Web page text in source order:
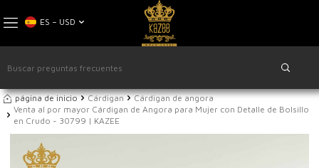
ES − USD
página de inicio Cárdigan
Cárdigan de angora
Venta al por mayor Cárdigan de Angora para Mujer con Detalle de Bolsillo
en Crudo - 30799 | KAZEE